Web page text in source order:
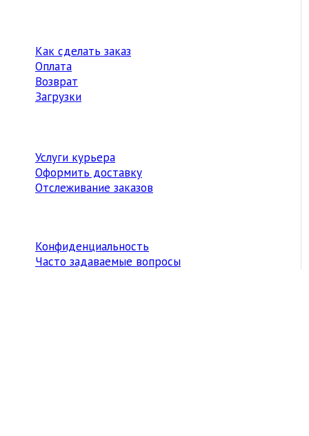
Как сделать заказ
Оплата
Возврат
Загрузки
Услуги курьера
Оформить доставку
Отслеживание заказов
Конфиденциальность
Часто задаваемые вопросы